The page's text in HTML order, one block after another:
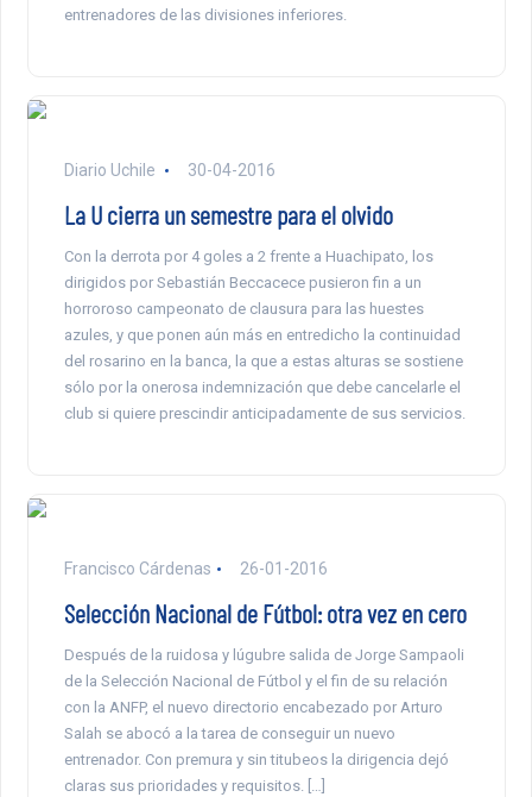
entrenadores de las divisiones inferiores.
Diario Uchile 30-04-2016
La U cierra un semestre para el olvido
Con la derrota por 4 goles a 2 frente a Huachipato, los
dirigidos por Sebastián Beccacece pusieron fin a un
horroroso campeonato de clausura para las huestes
azules, y que ponen aún más en entredicho la continuidad
del rosarino en la banca, la que a estas alturas se sostiene
sólo por la onerosa indemnización que debe cancelarle el
club si quiere prescindir anticipadamente de sus servicios.
Francisco Cárdenas 26-01-2016
Selección Nacional de Fútbol: otra vez en cero
Después de la ruidosa y lúgubre salida de Jorge Sampaoli
de la Selección Nacional de Fútbol y el fin de su relación
con la ANFP, el nuevo directorio encabezado por Arturo
Salah se abocó a la tarea de conseguir un nuevo
entrenador. Con premura y sin titubeos la dirigencia dejó
claras sus prioridades y requisitos. […]